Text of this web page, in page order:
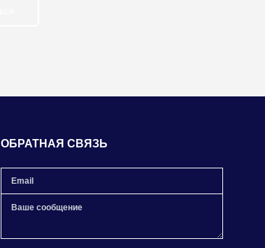
ОБРАТНАЯ СВЯЗЬ